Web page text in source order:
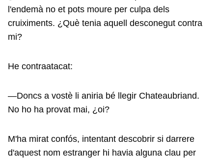
l'endemà no et pots moure per culpa dels
cruiximents. ¿Què tenia aquell desconegut contra
mi?
He contraatacat:
—Doncs a vostè li aniria bé llegir Chateaubriand.
No ho ha provat mai, ¿oi?
M'ha mirat confós, intentant descobrir si darrere
d'aquest nom estranger hi havia alguna clau per